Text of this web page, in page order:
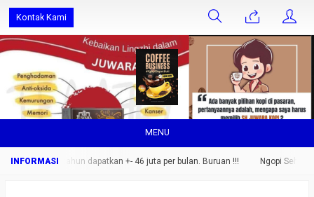
Kontak Kami
MENU
saja.. setahun dapatkan +- 46 juta per bulan. Buruan !!! Ngopi Sehat